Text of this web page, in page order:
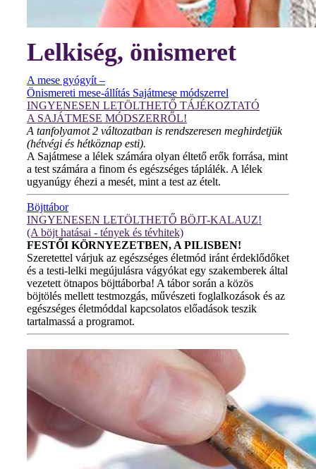
Lelkiség, önismeret
A mese gyógyít –
Önismereti mese-állítás Sajátmese módszerrel
INGYENESEN LETÖLTHETŐ TÁJÉKOZTATÓ
A SAJÁTMESE MÓDSZERRŐL!
A tanfolyamot 2 változatban is rendszeresen meghirdetjük
(hétvégi és hétköznap esti).
A Sajátmese a lélek számára olyan éltető erők forrása, mint
a test számára a finom és egészséges táplálék. A lélek
ugyanúgy éhezi a mesét, mint a test az ételt.
Böjttábor
INGYENESEN LETÖLTHETŐ BÖJT-KALAUZ!
(A böjt hatásai - tények és tévhitek)
FESTŐI KÖRNYEZETBEN, A PILISBEN!
Szeretettel várjuk az egészséges életmód iránt érdeklődőket
és a testi-lelki megújulásra vágyókat egy szakemberek által
vezetett ötnapos böjttáborba! A tábor során a közös
böjtölés mellett testmozgás, művészeti foglalkozások és az
egészséges életmóddal kapcsolatos előadások teszik
tartalmassá a programot.